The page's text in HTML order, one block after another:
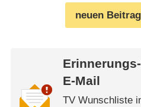
neuen
E-Mail
TV Wunschliste